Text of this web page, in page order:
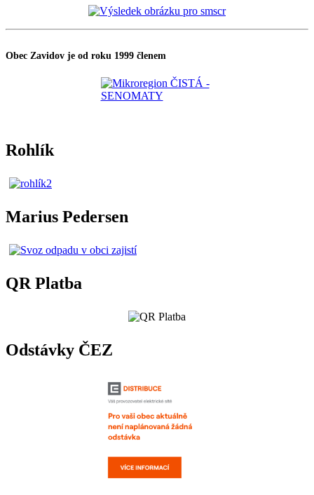
Obec Zavidov je od roku 1999 členem
Rohlík
Marius Pedersen
QR Platba
Odstávky ČEZ